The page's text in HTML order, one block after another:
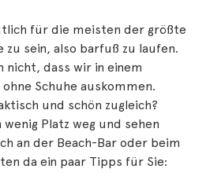
für die meisten der größte
zu sein, also barfuß zu laufen.
dass wir in einem
Schuhe auskommen.
und schön zugleich?
Platz weg und sehen
an der Beach-Bar oder beim
da ein paar Tipps für Sie: